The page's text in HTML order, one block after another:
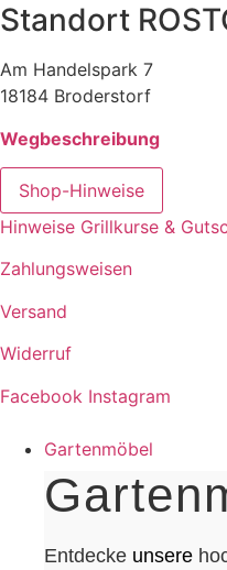
Standort
Am Handelspark 7
18184 Broderstorf
Wegbeschreibung
Shop-Hinweise
Hinweise Grillkurse &
Zahlungsweisen
Versand
Widerruf
Facebook Instagram
Gartenmöbel
Entdecke unsere